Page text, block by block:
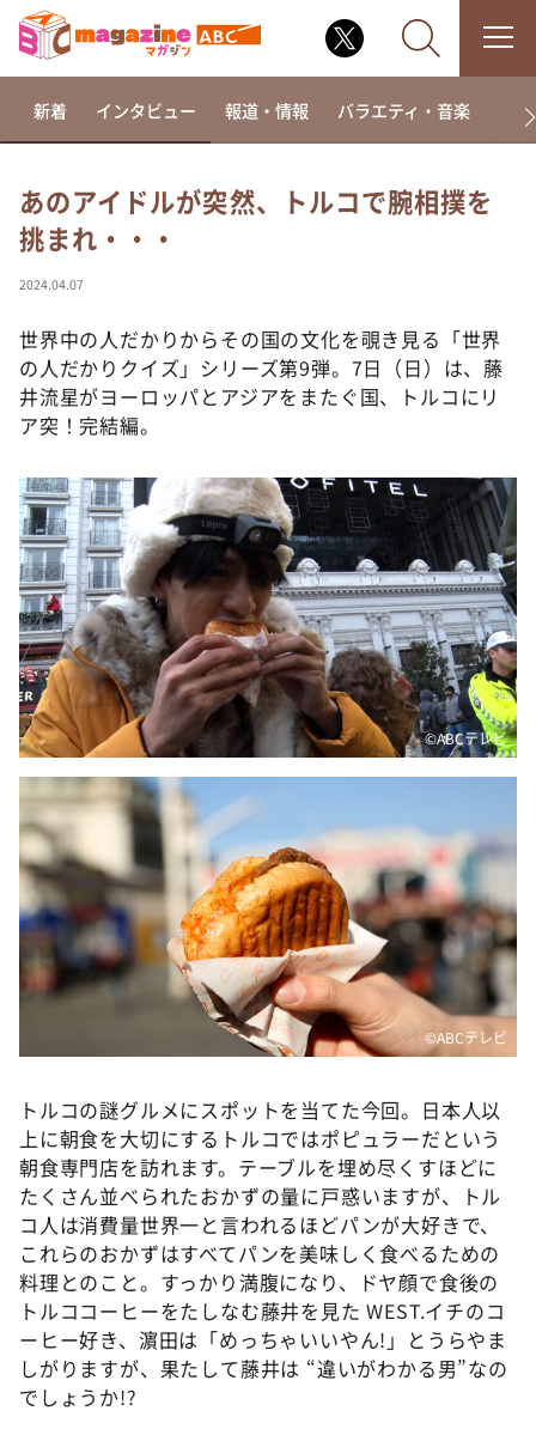
なるみ・岡村の過ぎるTV
相席食堂
～人生密着トークバラエティ！～ やすとものいたっ
て真剣です
探偵！ナイトスクープ
河合＆A.B.C-Z塚田×福井アナ「なんでやねん！？」
（news おかえり）
DAIGOも台所 ～きょうの献立 何にする？～
本日はダイアンなり！シーズン２
朝だ！生です旅サラダ
教えて！ニュースライブ 正義のミカタ
ＬＩＦＥ～夢のカタチ～
新婚さんいらっしゃい！
ポツンと一軒家
ザキ山小屋本館
ぺこぱのまるスポ
アナ回覧板
新着 インタビュー 報道・情報 バラエティ・音楽 ド
あのアイドルが突然、トルコで腕相撲を
挑まれ・・・
2024.04.07
世界中の人だかりからその国の文化を覗き見る「世界
の人だかりクイズ」シリーズ第9弾。7日（日）は、藤
井流星がヨーロッパとアジアをまたぐ国、トルコにリ
ア突！完結編。
©️ABCテレビ
©️ABCテレビ
トルコの謎グルメにスポットを当てた今回。日本人以
上に朝食を大切にするトルコではポピュラーだという
朝食専門店を訪れます。テーブルを埋め尽くすほどに
たくさん並べられたおかずの量に戸惑いますが、トル
コ人は消費量世界一と言われるほどパンが大好きで、
これらのおかずはすべてパンを美味しく食べるための
料理とのこと。すっかり満腹になり、ドヤ顔で食後の
トルココーヒーをたしなむ藤井を見た WEST.イチのコ
ーヒー好き、濵田は「めっちゃいいやん!」とうらやま
しがりますが、果たして藤井は “違いがわかる男”なの
でしょうか!?